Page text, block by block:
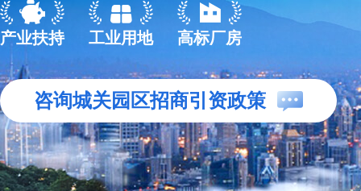
产业扶持 工业用地 高标厂房
咨询城关园区招商引资政策